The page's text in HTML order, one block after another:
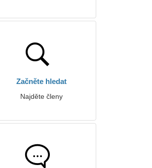
Začněte hledat
Najděte členy